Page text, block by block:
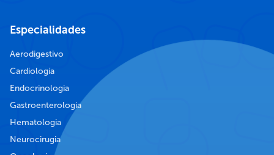
Especialidades
Aerodigestivo
Cardiologia
Endocrinologia
Gastroenterologia
Hematologia
Neurocirugia